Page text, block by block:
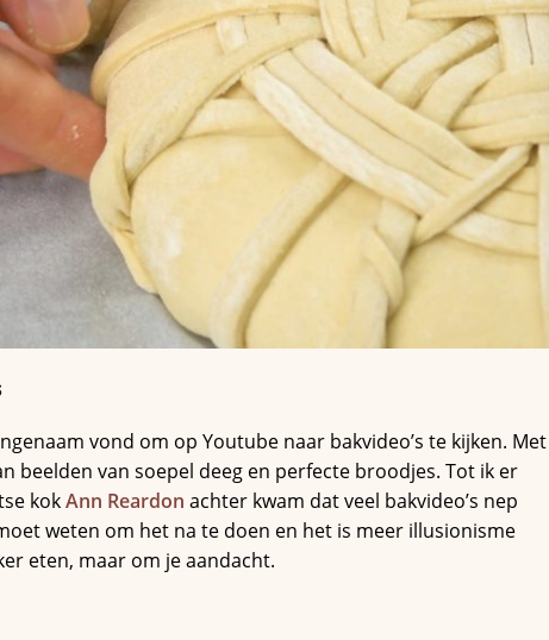
vond om op Youtube naar bakvideo’s te kijken. Met
beelden van soepel deeg en perfecte broodjes. Tot ik er
kokAnn Reardon achter kwam dat veel bakvideo’s nep
weten om het na te doen en het is meer illusionisme
eten, maar om je aandacht.